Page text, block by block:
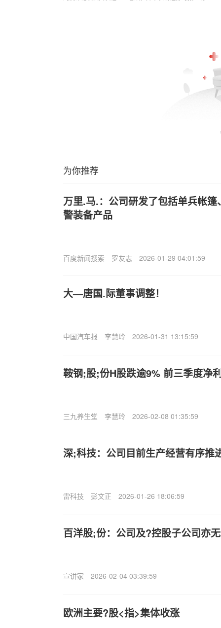
为你推荐
万里.马.：公司研发了包括单兵帐
警装备产品
百度新闻搜索 罗友志 2026-01-29 04:01:59
大—唐国.际董事调整！
中国汽车报 李慧玲 2026-01-31 13:15:59
鞍钢;股;份H股跌逾9% 前三季度净
三九养生堂 李慧玲 2026-02-08 01:35:59
深;科技：公司目前生产经营有序推
雷科技 彭文正 2026-01-26 18:06:59
百洋股;份：公司及?控股子公司亦
宣讲家 2026-02-04 03:39:59
欧洲主要?股<指>集体收涨